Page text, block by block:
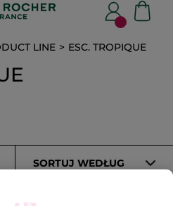
LINE ESC. TROPIQUE
SORTUJ WEDŁUG